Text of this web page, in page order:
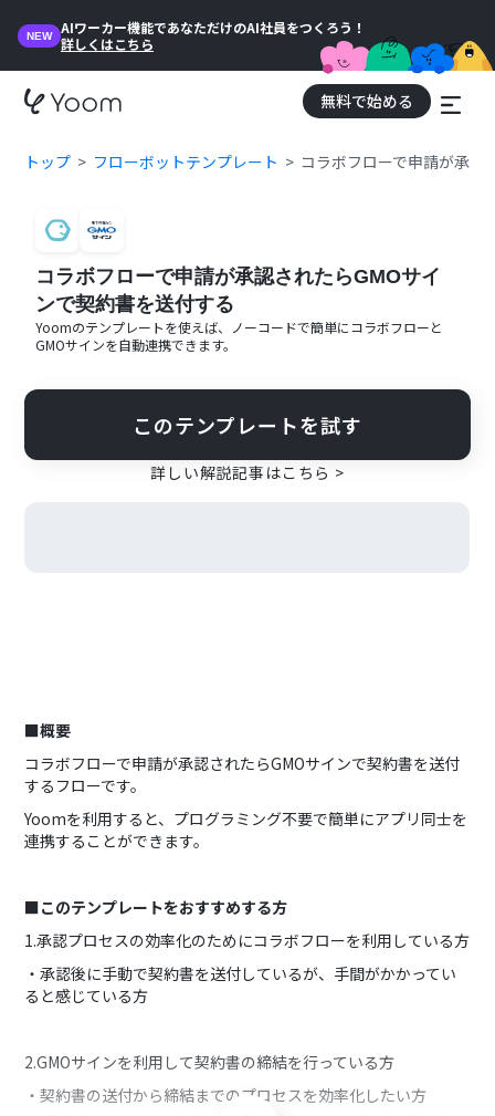
NEW
AIワーカー機能であなただけのAI社員をつくろう！
詳しくはこちら
無料で始める
トップ フローボットテンプレート コラボフローで申請が承認
コラボフローで申請が承認されたらGMOサイ
ンで契約書を送付する
Yoomのテンプレートを使えば、ノーコードで簡単にコラボフローと
GMOサインを自動連携できます。
このテンプレートを試す
詳しい解説記事はこちら >
■概要
コラボフローで申請が承認されたらGMOサインで契約書を送付
するフローです。
Yoomを利用すると、プログラミング不要で簡単にアプリ同士を
連携することができます。
■このテンプレートをおすすめする方
1.承認プロセスの効率化のためにコラボフローを利用している方
・承認後に手動で契約書を送付しているが、手間がかかってい
ると感じている方
2.GMOサインを利用して契約書の締結を行っている方
・契約書の送付から締結までのプロセスを効率化したい方